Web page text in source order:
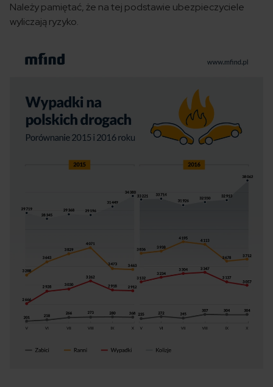
Należy pamiętać, że na tej podstawie ubezpieczyciele
wyliczają ryzyko.